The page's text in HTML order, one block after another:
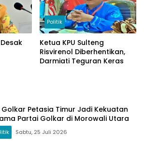
Politik
Ketua KPU Sulteng
Risvirenol Diberhentikan,
Darmiati Teguran Keras
Golkar Petasia Timur Jadi Kekuatan
Partai Golkar di Morowali Utara
Sabtu, 25 Juli 2026